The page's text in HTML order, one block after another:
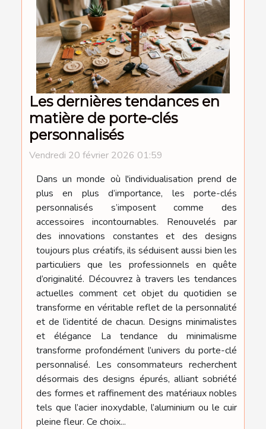
Les dernières tendances en
matière de porte-clés
personnalisés
Vendredi 20 février 2026 01:59
Dans un monde où l'individualisation prend de
plus en plus d’importance, les porte-clés
personnalisés s’imposent comme des
accessoires incontournables. Renouvelés par
des innovations constantes et des designs
toujours plus créatifs, ils séduisent aussi bien les
particuliers que les professionnels en quête
d’originalité. Découvrez à travers les tendances
actuelles comment cet objet du quotidien se
transforme en véritable reflet de la personnalité
et de l’identité de chacun. Designs minimalistes
et élégance La tendance du minimalisme
transforme profondément l’univers du porte-clé
personnalisé. Les consommateurs recherchent
désormais des designs épurés, alliant sobriété
des formes et raffinement des matériaux nobles
tels que l’acier inoxydable, l’aluminium ou le cuir
pleine fleur. Ce choix...